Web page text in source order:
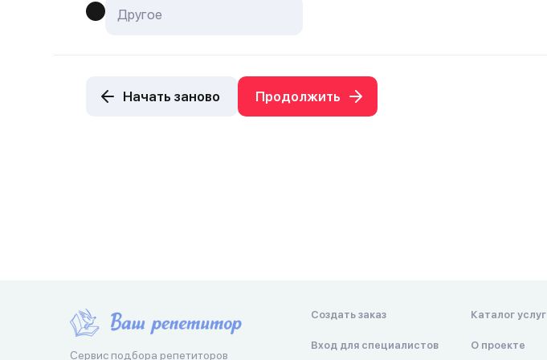
Начать заново Продолжить
Сервис подбора репетиторов
Создать заказ Каталог услуг
Вход для специалистов О проекте